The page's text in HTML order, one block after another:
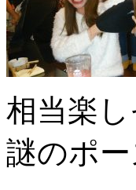
相当楽
謎のポ